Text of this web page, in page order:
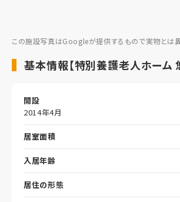
この施設写真はGoogleが提供するもので実物とは
基本情報【特別養護老人ホーム
開設
2014年4月
居室面積
入居年齢
居住の形態